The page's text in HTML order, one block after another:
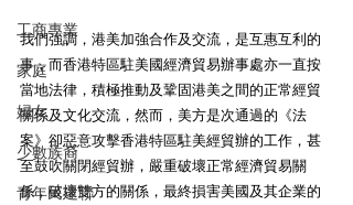
工商專業
家庭
婦女
少數族裔
青年民建聯
我們強調，港美加強合作及交流，是互惠互利的
事，而香港特區駐美國經濟貿易辦事處亦一直按
當地法律，積極推動及鞏固港美之間的正常經貿
關係及文化交流，然而，美方是次通過的《法
案》卻惡意攻擊香港特區駐美經貿辦的工作，甚
至鼓吹關閉經貿辦，嚴重破壞正常經濟貿易關
係，破壞雙方的關係，最終損害美國及其企業的